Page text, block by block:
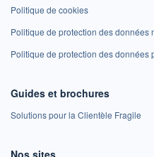
Politique de cookies
Politique de protection des données
Politique de protection des données
Guides et brochures
Solutions pour la Clientèle Fragile
Nos sites